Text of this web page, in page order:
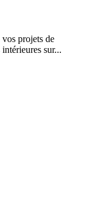
vos projets de
sur...